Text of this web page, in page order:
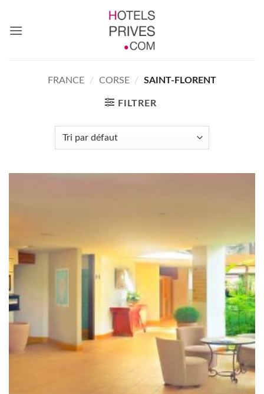
contenu
FRANCE / CORSE / SAINT-FLORENT
FILTRER